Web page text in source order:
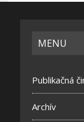
MENU
Publikačná
Archív